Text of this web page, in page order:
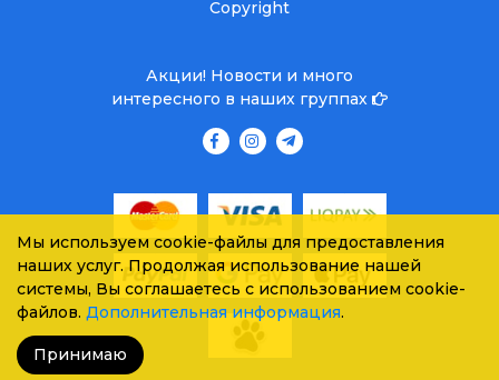
Copyright
Акции! Новости и много
интересного в наших группах
Мы используем cookie-файлы для предоставления
наших услуг. Продолжая использование нашей
системы, Вы соглашаетесь с использованием cookie-
файлов. Дополнительная информация.
Принимаю